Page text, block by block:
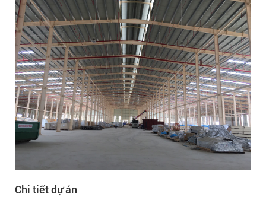
Chi tiết dự án